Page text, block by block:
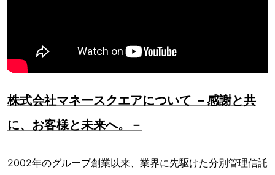
株式会社マネースクエアについて －感謝と共
に、お客様と未来へ。－
2002年のグループ創業以来、業界に先駆けた分別管理信託